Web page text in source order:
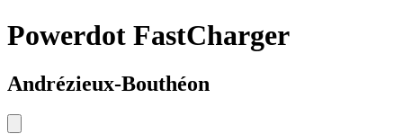
Powerdot FastCharger
Andrézieux-Bouthéon